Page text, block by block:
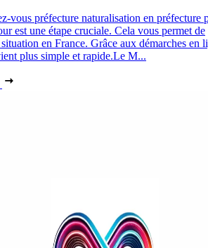
vous préfecture naturalisation en préfecture
est une étape cruciale. Cela vous permet de
en France. Grâce aux démarches en
plus simple et rapide.Le M...